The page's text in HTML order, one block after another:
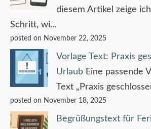
diesem Artikel zeige
Schritt, wi...
posted on November 22, 2025
Vorlage Text: Praxis
Urlaub Eine passende
Text „Praxis
posted on November 18, 2025
Begrüßungstext für